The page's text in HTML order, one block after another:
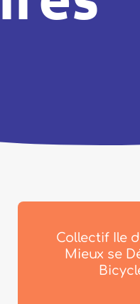
Collectif Ile
Mieux se